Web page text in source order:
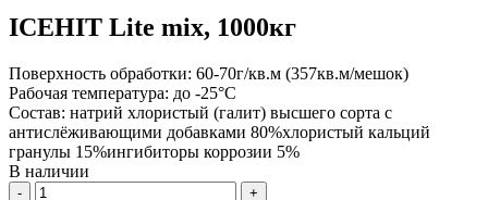
ICEHIT Lite mix, 1000кг
Поверхность обработки: 60-70г/кв.м (357кв.м/мешок)
Рабочая температура: до -25°С
Состав: натрий хлористый (галит) высшего сорта с
антислёживающими добавками 80%хлористый кальций
гранулы 15%ингибиторы коррозии 5%
В наличии
Количество